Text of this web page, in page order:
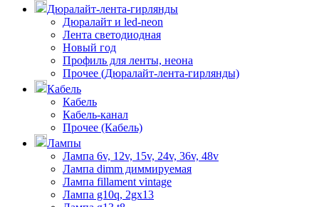
Дюралайт-лента-гирлянды
Дюралайт и led-neon
Лента светодиодная
Новый год
Профиль для ленты, неона
Прочее (Дюралайт-лента-гирлянды)
Кабель
Кабель
Кабель-канал
Прочее (Кабель)
Лампы
Лампа 6v, 12v, 15v, 24v, 36v, 48v
Лампа dimm диммируемая
Лампа fillament vintage
Лампа g10q, 2gx13